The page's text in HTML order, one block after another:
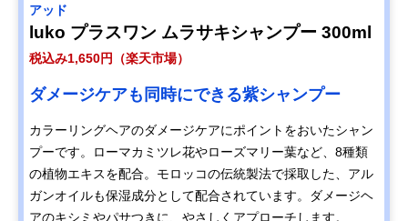
アッド
luko プラスワン ムラサキシャンプー 300ml
税込み1,650円（楽天市場）
ダメージケアも同時にできる紫シャンプー
カラーリングヘアのダメージケアにポイントをおいたシャン
プーです。ローマカミツレ花やローズマリー葉など、8種類
の植物エキスを配合。モロッコの伝統製法で採取した、アル
ガンオイルも保湿成分として配合されています。ダメージヘ
アのキシミやパサつきに、やさしくアプローチします。